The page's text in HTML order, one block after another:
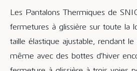
Les Pantalons Thermiques de
fermetures à glissière sur toute la
taille élastique ajustable, rendant
même avec des bottes d'hiver